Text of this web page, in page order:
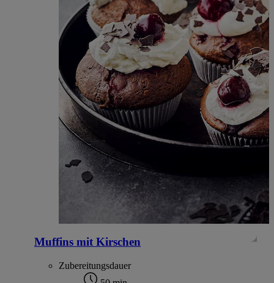
Muffins mit Kirschen
Zubereitungsdauer